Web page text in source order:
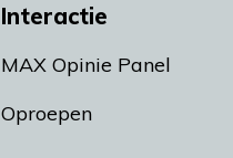
Interactie
MAX Opinie Panel
Oproepen